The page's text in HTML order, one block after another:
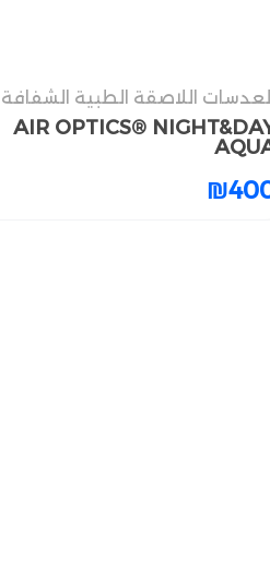
العدسات اللاصقة الطبية الشفافة
AIR OPTICS®
₪
العدسات اللاصقة الطبية الشفافة
AIR OPTICS®
₪